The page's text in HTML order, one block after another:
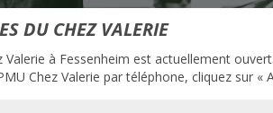
DU CHEZ VALERIE
Valerie à Fessenheim est actuellement
Chez Valerie par téléphone, cliquez sur «